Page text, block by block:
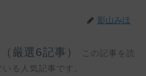
影山みほ
厳選6記事）
この記事を読
る人気記事です。